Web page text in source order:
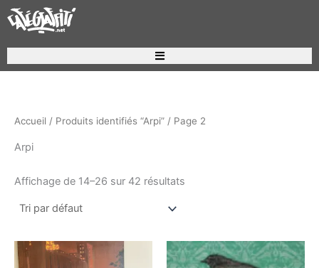
Aller
au
Accueil / Produits identifiés “Arpi” / Page 2
Arpi
Affichage de 14–26 sur 42 résultats